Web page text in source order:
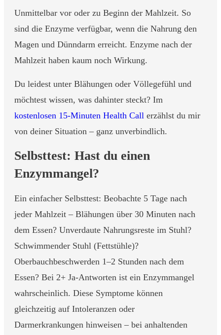
Unmittelbar vor oder zu Beginn der Mahlzeit. So
sind die Enzyme verfügbar, wenn die Nahrung den
Magen und Dünndarm erreicht. Enzyme nach der
Mahlzeit haben kaum noch Wirkung.
Du leidest unter Blähungen oder Völlegefühl und
möchtest wissen, was dahinter steckt? Im
kostenlosen 15-Minuten Health Call erzählst du mir
von deiner Situation – ganz unverbindlich.
Selbsttest: Hast du einen
Enzymmangel?
Ein einfacher Selbsttest: Beobachte 5 Tage nach
jeder Mahlzeit – Blähungen über 30 Minuten nach
dem Essen? Unverdaute Nahrungsreste im Stuhl?
Schwimmender Stuhl (Fettstühle)?
Oberbauchbeschwerden 1–2 Stunden nach dem
Essen? Bei 2+ Ja-Antworten ist ein Enzymmangel
wahrscheinlich. Diese Symptome können
gleichzeitig auf Intoleranzen oder
Darmerkrankungen hinweisen – bei anhaltenden